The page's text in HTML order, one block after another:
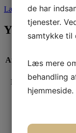
Læs mere
Yderligere
Afholdelse 18.maj –
Kursus
start
2026-05-18
de har
tjenester.
samtykke til
Læs mere
behandling
hjemmeside.